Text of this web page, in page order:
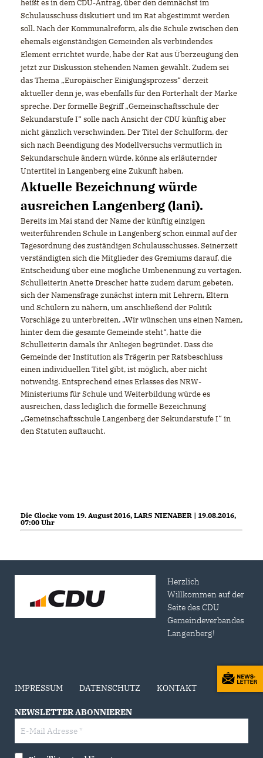
Schulausschuss diskutiert und im Rat abgestimmt werden
soll. Nach der Kommunalreform, als die Schule zwischen den
ehemals eigenständigen Gemeinden als verbindendes
Element errichtet wurde, habe der Rat aus Überzeugung den
jetzt zur Diskussion stehenden Namen gewählt. Zudem sei
das Thema „Europäischer Einigungsprozess“ derzeit
aktueller denn je, was ebenfalls für den Forterhalt der Marke
spreche. Der formelle Begriff „Gemeinschaftsschule der
Sekundarstufe I“ solle nach Ansicht der CDU künftig aber
nicht gänzlich verschwinden. Der Titel der Schulform, der
sich nach Beendigung des Modellversuchs vermutlich in
Sekundarschule ändern würde, könne als erläuternder
Untertitel in Langenberg eine Zukunft haben.
Aktuelle Bezeichnung würde
ausreichen Langenberg (lani).
Bereits im Mai stand der Name der künftig einzigen
weiterführenden Schule in Langenberg schon einmal auf der
Tagesordnung des zuständigen Schulausschusses. Seinerzeit
verständigten sich die Mitglieder des Gremiums darauf, die
Entscheidung über eine mögliche Umbenennung zu vertagen.
Schulleiterin Anette Drescher hatte zudem darum gebeten,
sich der Namensfrage zunächst intern mit Lehrern, Eltern
und Schülern zu nähern, um anschließend der Politik
Vorschläge zu unterbreiten. „Wir wünschen uns einen Namen,
hinter dem die gesamte Gemeinde steht“, hatte die
Schulleiterin damals ihr Anliegen begründet. Dass die
Gemeinde der Institution als Trägerin per Ratsbeschluss
einen individuellen Titel gibt, ist möglich, aber nicht
notwendig. Entsprechend eines Erlasses des NRW­
Ministeriums für Schule und Weiterbildung würde es
ausreichen, dass lediglich die formelle Bezeichnung
Gemeinschaftsschule Langenberg der Sekundarstufe I“ in
den Statuten auftaucht.
Die Glocke vom 19. August 2016, LARS NIENABER | 19.08.2016,
07:00 Uhr
Herzlich
Willkommen auf der
Seite des CDU
Gemeindeverbandes
Langenberg!
IMPRESSUM DATENSCHUTZ KONTAKT
NEWSLETTER ABONNIEREN